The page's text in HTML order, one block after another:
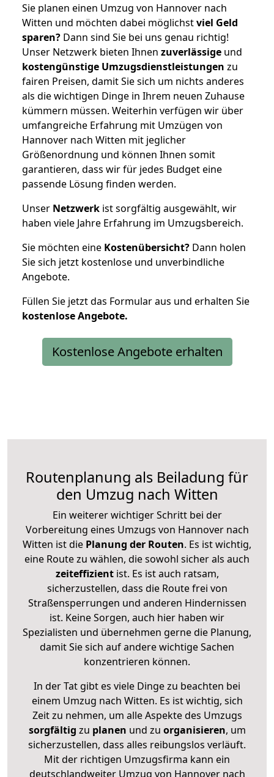
Sie planen einen Umzug von Hannover nach
Witten und möchten dabei möglichstviel Geld
sparen? Dann sind Sie bei uns genau richtig!
Unser Netzwerk bieten Ihnen zuverlässige und
kostengünstige Umzugsdienstleistungen zu
fairen Preisen, damit Sie sich um nichts anderes
als die wichtigen Dinge in Ihrem neuen Zuhause
kümmern müssen. Weiterhin verfügen wir über
umfangreiche Erfahrung mit Umzügen von
Hannover nach Witten mit jeglicher
Größenordnung und können Ihnen somit
garantieren, dass wir für jedes Budget eine
passende Lösung finden werden.
Unser Netzwerk ist sorgfältig ausgewählt, wir
haben viele Jahre Erfahrung im Umzugsbereich.
Sie möchten eine Kostenübersicht? Dann holen
Sie sich jetzt kostenlose und unverbindliche
Angebote.
Füllen Sie jetzt das Formular aus und erhalten Sie
kostenloseAngebote.
Kostenlose Angebote erhalten
Routenplanung als Beiladung für
den Umzug nach Witten
Ein weiterer wichtiger Schritt bei der
Vorbereitung eines Umzugs von Hannover nach
Witten ist die Planung der Routen. Es ist wichtig,
eine Route zu wählen, die sowohl sicher als auch
zeiteffizientist. Es ist auch ratsam,
sicherzustellen, dass die Route frei von
Straßensperrungen und anderen Hindernissen
ist. Keine Sorgen, auch hier haben wir
Spezialisten und übernehmen gerne die Planung,
damit Sie sich auf andere wichtige Sachen
konzentrieren können.
In der Tat gibt es viele Dinge zu beachten bei
einem Umzug nach Witten. Es ist wichtig, sich
Zeit zu nehmen, um alle Aspekte des Umzugs
sorgfältig zu planen und zu organisieren, um
sicherzustellen, dass alles reibungslos verläuft.
Mit der richtigen Umzugsfirma kann ein
deutschlandweiter Umzug von Hannover nach